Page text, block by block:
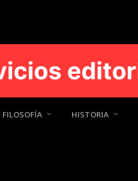
FILOSOFÍA HISTORIA